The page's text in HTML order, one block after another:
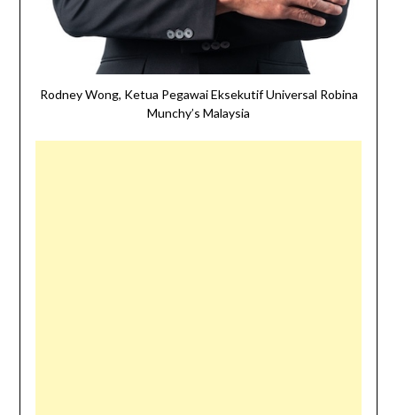
Rodney Wong, Ketua Pegawai Eksekutif Universal Robina
Munchy’s Malaysia